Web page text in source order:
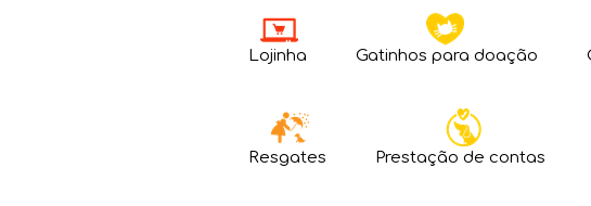
Lojinha Gatinhos para doação
Resgates Prestação de contas